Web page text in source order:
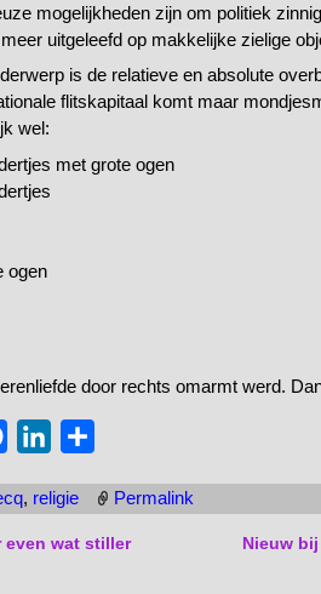
mogelijkheden zijn om politiek
uitgeleefd op makkelijke zielige
is de relatieve en absolute
flitskapitaal komt maar
wel:
met grote ogen
ogen
door rechts omarmt werd.
c
e
n
k
l
e
, religie Permalink
even wat stiller
Nieuw